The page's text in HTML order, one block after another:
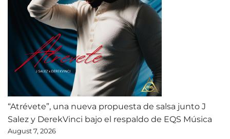
“Atrévete”, una nueva propuesta de salsa junto J
Salez y DerekVinci bajo el respaldo de EQS Música
August 7, 2026